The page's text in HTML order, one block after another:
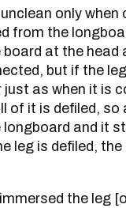
from the
at the
but if the
just as when it is
of it is defiled, so
and it
leg is defiled,